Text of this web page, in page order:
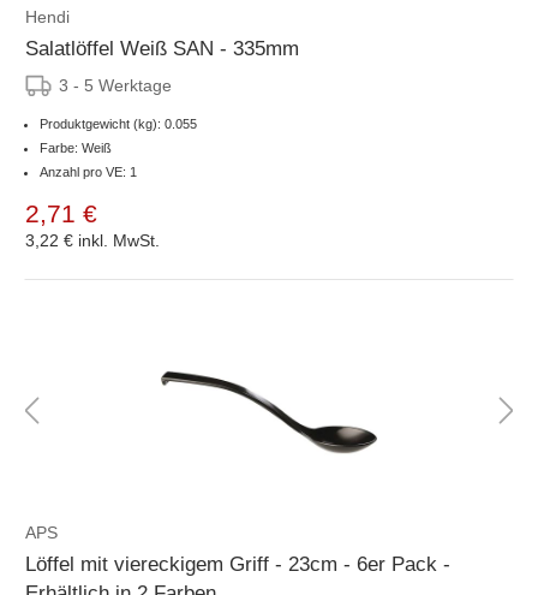
Hendi
Salatlöffel Weiß SAN - 335mm
3 - 5 Werktage
Produktgewicht (kg): 0.055
Farbe: Weiß
Anzahl pro VE: 1
2,71 €
3,22 € inkl. MwSt.
APS
Löffel mit viereckigem Griff - 23cm - 6er Pack -